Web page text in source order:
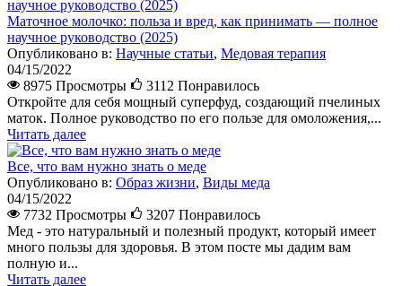
Маточное молочко: польза и вред, как принимать — полное
научное руководство (2025)
Опубликовано в: Научные статьи, Медовая терапия
04/15/2022
8975 Просмотры
3112 Понравилось
Откройте для себя мощный суперфуд, создающий пчелиных
маток. Полное руководство по его пользе для омоложения,...
Читать далее
Все, что вам нужно знать о меде
Опубликовано в: Образ жизни, Виды меда
04/15/2022
7732 Просмотры
3207 Понравилось
Мед - это натуральный и полезный продукт, который имеет
много пользы для здоровья. В этом посте мы дадим вам
полную и...
Читать далее